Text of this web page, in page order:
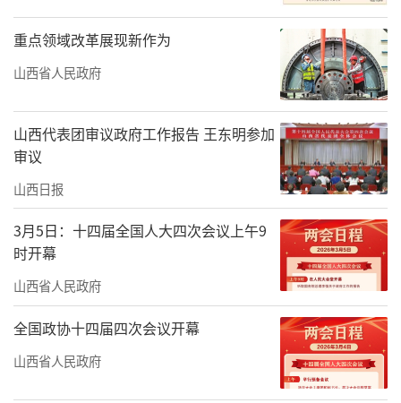
重点领域改革展现新作为
山西省人民政府
山西代表团审议政府工作报告 王东明参加
审议
山西日报
3月5日：十四届全国人大四次会议上午9
时开幕
山西省人民政府
全国政协十四届四次会议开幕
山西省人民政府